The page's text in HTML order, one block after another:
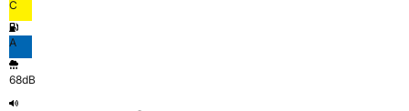
C
A
68dB